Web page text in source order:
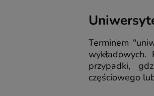
Terminem
przypadki,
częściowego